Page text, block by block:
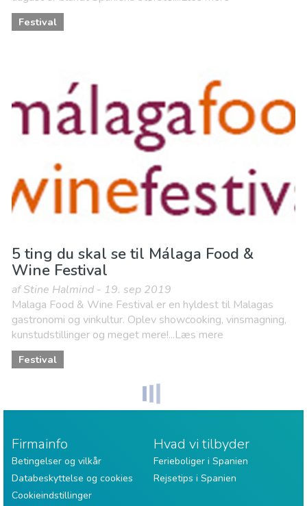
Festival
5 ting du skal se til Málaga Food &
Wine Festival
af Stine Halmind - 19. sep 2019
Malaga Food & Wine Festival er en hyldest til Malagas
gastronomi og vinkultur. Oplev showcooking, vinsmagning,
kunstudstillinger og meget mere!...Læs mere
Festival
Firmainfo
Betingelser og vilkår
Databeskyttelse og cookies
Cookieindstillinger
Hvad vi tilbyder
Ferieboliger i Spanien
Rejsetips i Spanien